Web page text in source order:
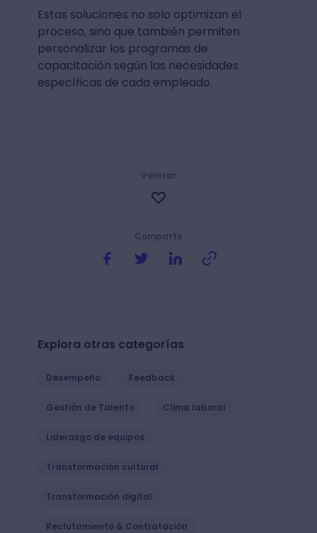
Estas soluciones no solo optimizan el
proceso, sino que también permiten
personalizar los programas de
capacitación según las necesidades
específicas de cada empleado.
Compartir
Valorar
Explora otras categorías
Desempeño Feedback
Gestión de Talento Clima laboral
Liderazgo de equipos
Transformación cultural
Transformación digital
Reclutamiento & Contratación